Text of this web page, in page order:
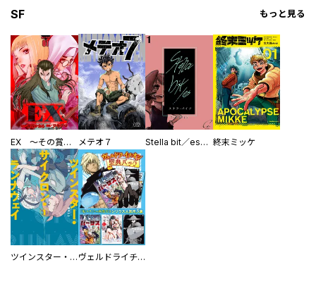
SF もっと見る
EX ～その賞金稼ぎは、世界の出口を探す～【単行本版】 メテオ７ Stella bit／es【単話版】 終末ミッケ
ツインスター・サイクロン・ランナウェイ ヴェルドライチオシ聖典パック 『転スラ』ミニ画集付き シリウス人気作３選